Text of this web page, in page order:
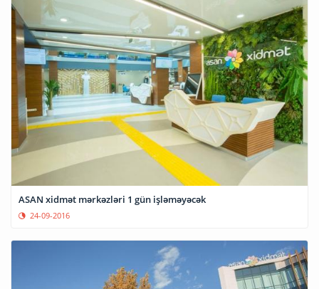
ASAN xidmət mərkəzləri 1 gün işləməyəcək
24-09-2016